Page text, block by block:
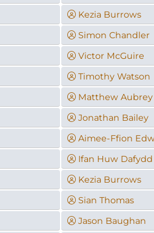
Kezia Burrows
Simon Chandler
Victor McGuire
Timothy Watson
Matthew Aubrey
Jonathan Bailey
Aimee-Ffion
Ifan Huw Dafydd
Kezia Burrows
Sian Thomas
Jason Baughan